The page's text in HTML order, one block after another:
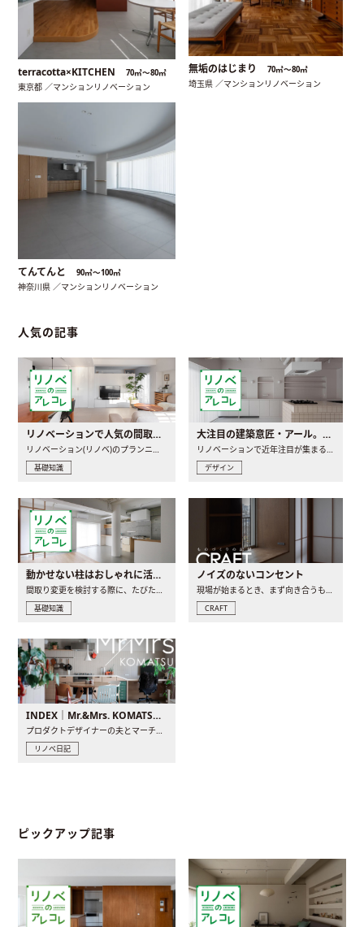
terracotta×KITCHEN 70㎡〜80㎡
東京都 ／マンションリノベーション
無垢のはじまり 70㎡〜80㎡
埼玉県 ／マンションリノベーション
てんてんと 90㎡〜100㎡
神奈川県 ／マンションリノベーション
人気の記事
リノベーションで人気の間取りとは？トレンドの間取りと実例を徹底解説
リノベーション(リノベ)のプランニングで一番最初に決めるのは..
基礎知識
大注目の建築意匠・アール。人気の理由と空間に取り入れるポイント
リノベーションで近年注目が集まる建築意匠の一つであるアール..
デザイン
動かせない柱はおしゃれに活用！柱を魅せるリノベーション(リノベ)4選
間取り変更を検討する際に、たびたび皆さんの頭を悩ませる動か..
基礎知識
ノイズのないコンセント
現場が始まるとき、まず向き合うものの一つがコンセントです..
CRAFT
INDEX｜Mr.&Mrs. KOMATSU renovation diary
プロダクトデザイナーの夫とマーチャンダイザーの妻が、夫婦で..
リノベ日記
ピックアップ記事